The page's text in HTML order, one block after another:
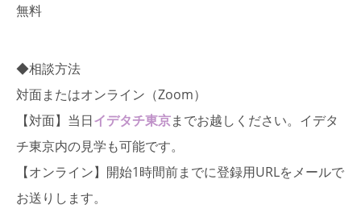
無料
◆相談方法
対面またはオンライン（Zoom）
【対面】当日イデタチ東京までお越しください。イデタ
チ東京内の見学も可能です。
【オンライン】開始1時間前までに登録用URLをメールで
お送りします。